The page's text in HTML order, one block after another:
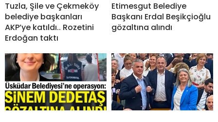
Tuzla, Şile ve Çekmeköy
belediye başkanları
AKP’ye katıldı.. Rozetini
Erdoğan taktı
Etimesgut Belediye
Başkanı Erdal Beşikçioğlu
gözaltına alındı